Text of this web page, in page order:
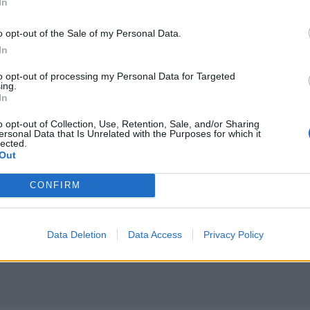
opt-out of the Sale of my Personal Data.
opt-out of processing my Personal Data for Targeted
opt-out of Collection, Use, Retention, Sale, and/or Sharing
Data that Is Unrelated with the Purposes for which it
CONFIRM
Data Deletion Data Access Privacy Policy
μετά τη φωτιά στο νότιο Ρέθυμνο
στην Κρήτη», μετά τη φωτιά στο νότιο Ρέθυμνο
Συναγερμός για άνδρα περιπατητή που ζήτησε τις
Συναγερμός για άνδρα περιπατητή
Συναγερμός για άνδρα
η κυκλοφορία
– Πώς θα γίνεται η κυκλοφορία
Κρήτη: Ο πολύ υψηλός κίνδυνος πυρκαγιάς "φέρνει"
Κρήτη: Ο πολύ υψηλός κίνδυνος
απαγορεύσεις σε δάση και
φαράγγια